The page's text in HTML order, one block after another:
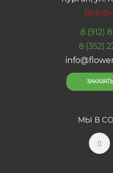
Все
8 (912)
8 (352)
МЫ В